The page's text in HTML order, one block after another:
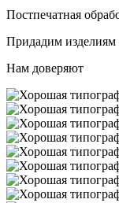
Постпечатная
Придадим изделиям
Нам доверяют